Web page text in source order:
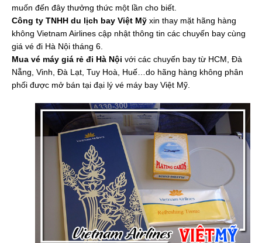
muốn đến đây thưởng thức một lần cho biết.
Công ty TNHH du lịch bay Việt Mỹ xin thay mặt hãng hàng
không Vietnam Airlines cập nhật thông tin các chuyến bay cùng
giá vé đi Hà Nội tháng 6.
Mua vé máy giá rẻ đi Hà Nội với các chuyến bay từ HCM, Đà
Nẵng, Vinh, Đà Lạt, Tuy Hoà, Huế…do hãng hàng không phân
phối được mở bán tại đại lý vé máy bay Việt Mỹ.